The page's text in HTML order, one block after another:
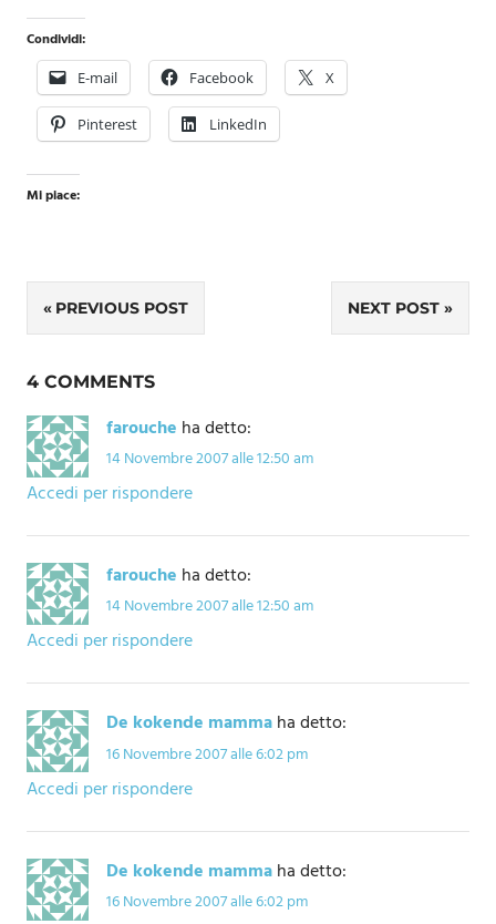
Condividi:
E-mail Facebook X
Pinterest LinkedIn
Mi piace:
Navigazione
articoli
PREVIOUS POST NEXT POST
4 COMMENTS
farouche ha detto:
14 Novembre 2007 alle 12:50 am
Accedi per rispondere
farouche ha detto:
14 Novembre 2007 alle 12:50 am
Accedi per rispondere
De kokende mammaha detto:
16 Novembre 2007 alle 6:02 pm
Accedi per rispondere
De kokende mammaha detto:
16 Novembre 2007 alle 6:02 pm